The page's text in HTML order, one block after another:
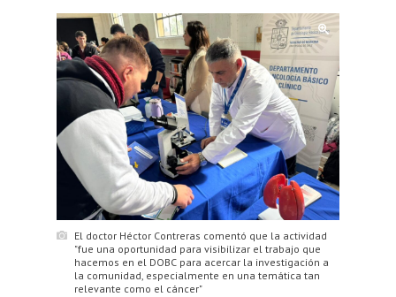
El doctor Héctor Contreras comentó que la actividad
"fue una oportunidad para visibilizar el trabajo que
hacemos en el DOBC para acercar la investigación a
la comunidad, especialmente en una temática tan
relevante como el cáncer"